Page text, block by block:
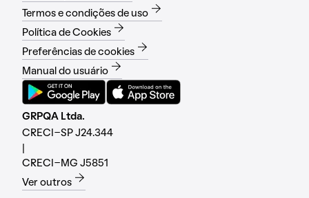
Termos e condições de uso
Política de Cookies
Preferências de cookies
Manual do usuário
GRPQA Ltda.
CRECI-SP J24.344
CRECI-MG J5851
Ver outros